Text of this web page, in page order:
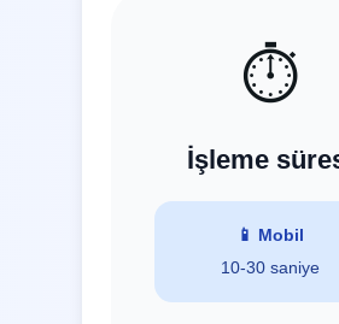
⏱️
İşleme
📱 Mobil
10-30 saniye